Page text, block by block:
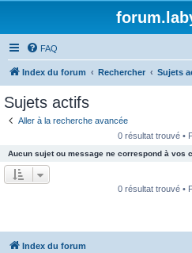
FAQ
Index du forum Rechercher Sujets
Sujets actifs
Aller à la recherche avancée
0 résultat trouvé •
Aucun sujet ou message ne correspond à vos
0 résultat trouvé •
Index du forum